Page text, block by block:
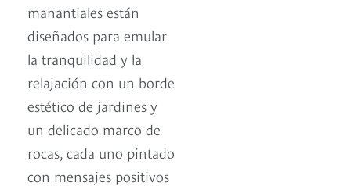
manantiales están
diseñados para emular
la tranquilidad y la
relajación con un borde
estético de jardines y
un delicado marco de
rocas, cada uno pintado
con mensajes positivos